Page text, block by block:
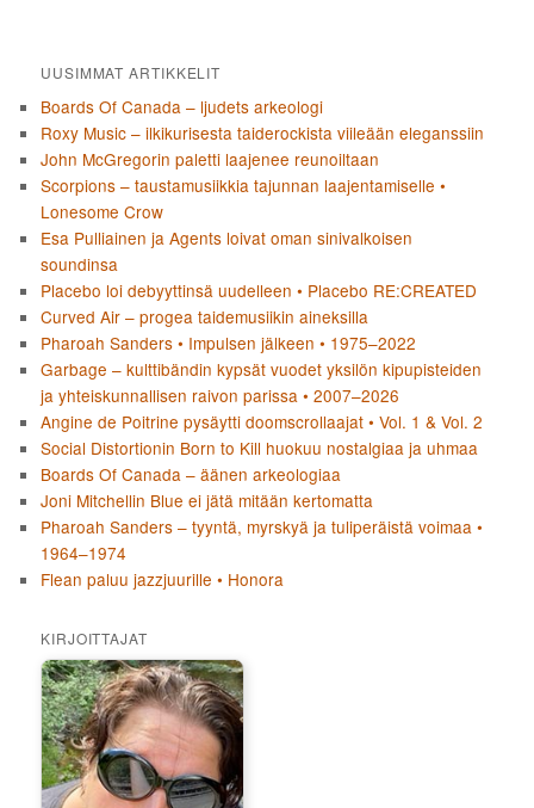
UUSIMMAT ARTIKKELIT
Boards Of Canada – ljudets arkeologi
Roxy Music – ilkikurisesta taiderockista viileään eleganssiin
John McGregorin paletti laajenee reunoiltaan
Scorpions – taustamusiikkia tajunnan laajentamiselle •
Lonesome Crow
Esa Pulliainen ja Agents loivat oman sinivalkoisen
soundinsa
Placebo loi debyyttinsä uudelleen • Placebo RE:CREATED
Curved Air – progea taidemusiikin aineksilla
Pharoah Sanders • Impulsen jälkeen • 1975–2022
Garbage – kulttibändin kypsät vuodet yksilön kipupisteiden
ja yhteiskunnallisen raivon parissa • 2007–2026
Angine de Poitrine pysäytti doomscrollaajat • Vol. 1 & Vol. 2
Social Distortionin Born to Kill huokuu nostalgiaa ja uhmaa
Boards Of Canada – äänen arkeologiaa
Joni Mitchellin Blue ei jätä mitään kertomatta
Pharoah Sanders – tyyntä, myrskyä ja tuliperäistä voimaa •
1964–1974
Flean paluu jazzjuurille • Honora
KIRJOITTAJAT